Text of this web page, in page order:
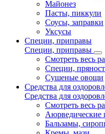
Майонез
Пасты, пиккули
Соусы, заправки
Уксусы
Специи, приправы
Специи, приправы
Смотреть весь
Специи,
Сушеные овощи
Средства для
Средства для
Смотреть весь
Аюрведические
Бальзамы,